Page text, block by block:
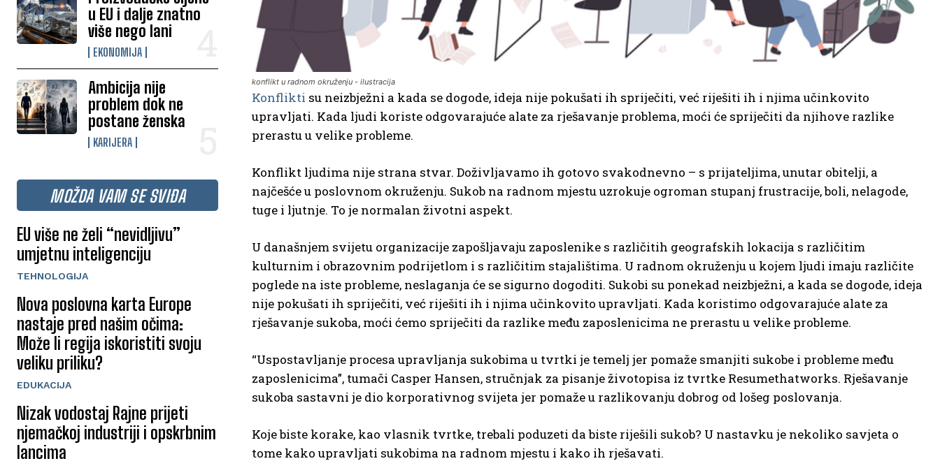
u EU i dalje znatno
više nego lani
EKONOMIJA
Ambicija nije
problem dok ne
postane ženska
KARIJERA
MOŽDA VAM SE SVIĐA
EU više ne želi “nevidljivu”
umjetnu inteligenciju
TEHNOLOGIJA
Nova poslovna karta Europe
nastaje pred našim očima:
Može li regija iskoristiti svoju
veliku priliku?
EDUKACIJA
Nizak vodostaj Rajne prijeti
njemačkoj industriji i opskrbnim
lancima
konflikt u radnom okruženju - ilustracija
Konflikti su neizbježni a kada se dogode, ideja nije pokušati ih spriječiti, već riješiti ih i njima učinkovito
upravljati. Kada ljudi koriste odgovarajuće alate za rješavanje problema, moći će spriječiti da njihove razlike
prerastu u velike probleme.
Konflikt ljudima nije strana stvar. Doživljavamo ih gotovo svakodnevno – s prijateljima, unutar obitelji, a
najčešće u poslovnom okruženju. Sukob na radnom mjestu uzrokuje ogroman stupanj frustracije, boli, nelagode,
tuge i ljutnje. To je normalan životni aspekt.
U današnjem svijetu organizacije zapošljavaju zaposlenike s različitih geografskih lokacija s različitim
kulturnim i obrazovnim podrijetlom i s različitim stajalištima. U radnom okruženju u kojem ljudi imaju različite
poglede na iste probleme, neslaganja će se sigurno dogoditi. Sukobi su ponekad neizbježni, a kada se dogode, ideja
nije pokušati ih spriječiti, već riješiti ih i njima učinkovito upravljati. Kada koristimo odgovarajuće alate za
rješavanje sukoba, moći ćemo spriječiti da razlike među zaposlenicima ne prerastu u velike probleme.
“Uspostavljanje procesa upravljanja sukobima u tvrtki je temelj jer pomaže smanjiti sukobe i probleme među
zaposlenicima”, tumači Casper Hansen, stručnjak za pisanje životopisa iz tvrtke Resumethatworks. Rješavanje
sukoba sastavni je dio korporativnog svijeta jer pomaže u razlikovanju dobrog od lošeg poslovanja.
Koje biste korake, kao vlasnik tvrtke, trebali poduzeti da biste riješili sukob? U nastavku je nekoliko savjeta o
tome kako upravljati sukobima na radnom mjestu i kako ih rješavati.